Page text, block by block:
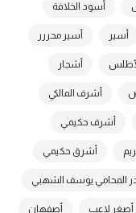
أسود الخلافة
أسير أسير محررر
أشجار
أشرف المالكي
أشرف حكيمي
أشرق حكيمي
المحامي يوسف الشهبي
أصغر لاعب أصفهان